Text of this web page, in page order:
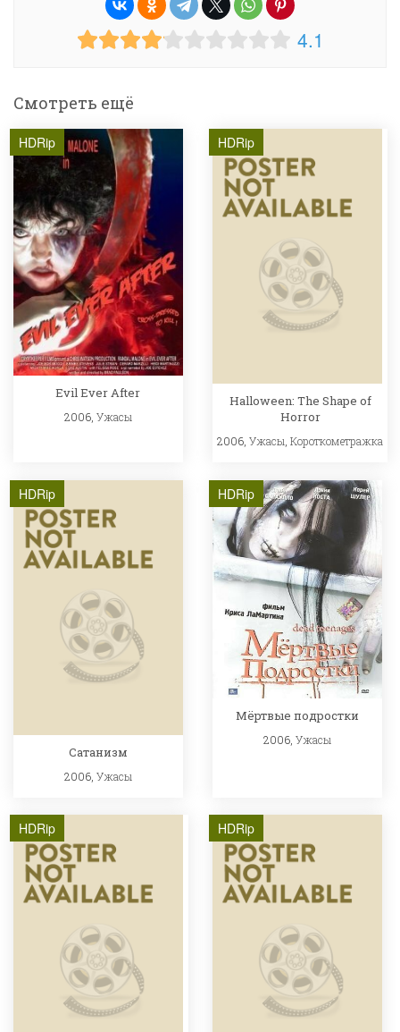
4.1
Смотреть ещё
HDRip
Evil Ever After
2006, Ужасы
HDRip
Halloween: The Shape of
Horror
2006,Ужасы ,Короткометражка
HDRip
Сатанизм
2006, Ужасы
HDRip
Мёртвые подростки
2006,Ужасы
HDRip HDRip